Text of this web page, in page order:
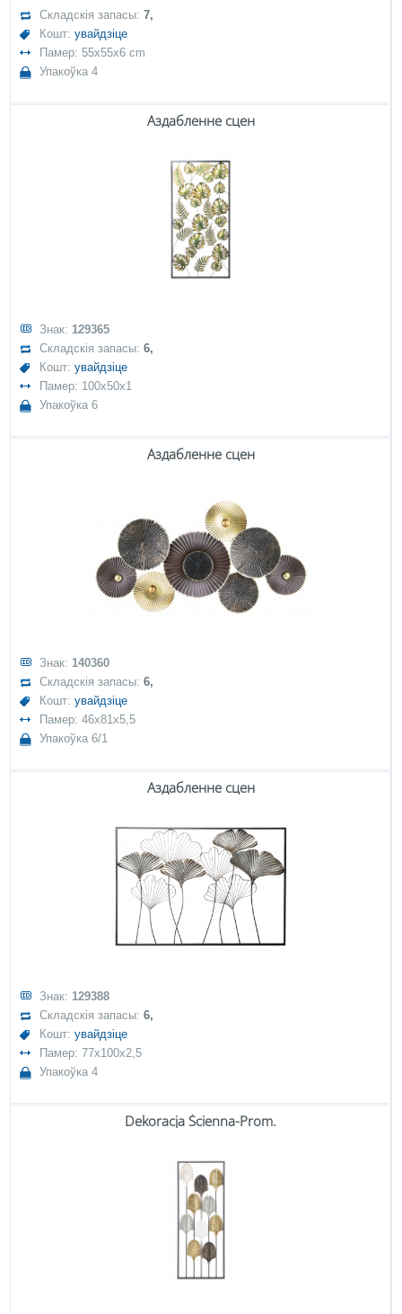
Складскія запасы:7,
Кошт:увайдзіце
Памер: 55x55x6 cm
Упакоўка 4
Аздабленне сцен
Знак: 129365
Складскія запасы:6,
Кошт:увайдзіце
Памер: 100x50x1
Упакоўка 6
Аздабленне сцен
Знак: 140360
Складскія запасы:6,
Кошт:увайдзіце
Памер: 46x81x5,5
Упакоўка 6/1
Аздабленне сцен
Знак: 129388
Складскія запасы:6,
Кошт:увайдзіце
Памер: 77x100x2,5
Упакоўка 4
Dekoracja Ścienna-Prom.